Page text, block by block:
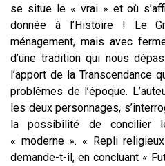
se situe le « vrai » et où
donnée à l’Histoire ! Le
ménagement, mais avec
d’une tradition qui nous
l’apport de la Transcendance
problèmes de l’époque.
les deux personnages,
la possibilité de
« moderne ». « Repli
demande-t-il, en concluant «